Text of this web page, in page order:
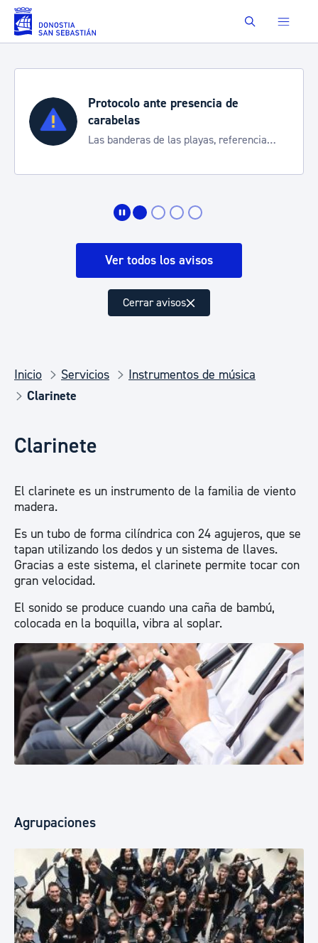
Saltar al contenido principal Buscar
Semana Grande 2026
Cortes de tráfico y servicios especiales
de transporte
Ver todos los avisos
Cerrar avisos
Inicio Servicios
Instrumentos de música
Clarinete
Clarinete
El clarinete es un instrumento de la familia de viento
madera.
Es un tubo de forma cilíndrica con 24 agujeros, que se
tapan utilizando los dedos y un sistema de llaves.
Gracias a este sistema, el clarinete permite tocar con
gran velocidad.
El sonido se produce cuando una caña de bambú,
colocada en la boquilla, vibra al soplar.
Agrupaciones